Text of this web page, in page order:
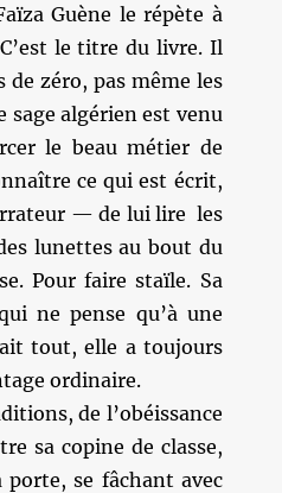
Guène le répète à
le titre du livre. Il
zéro, pas même les
sage algérien est venu
le beau métier de
ce qui est écrit,
— de lui lire les
lunettes au bout du
Pour faire staïle. Sa
ne pense qu’à une
tout, elle a toujours
ordinaire.
de l’obéissance
sa copine de classe,
porte, se fâchant avec